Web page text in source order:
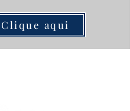
Clique aqui